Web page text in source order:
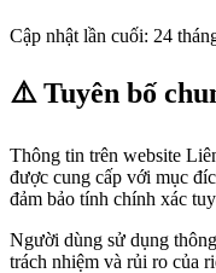
Cập nhật lần cuối: 24
⚠️ Tuyên bố
Thông tin trên website
được cung cấp với mục
đảm bảo tính chính xác
Người dùng sử dụng
trách nhiệm và rủi ro của